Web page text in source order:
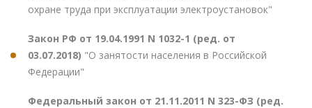
охране труда при эксплуатации электроустановок"
Закон РФ от 19.04.1991 N 1032-1 (ред. от
03.07.2018) "О занятости населения в Российской
Федерации"
Федеральный закон от 21.11.2011 N 323-ФЗ (ред.